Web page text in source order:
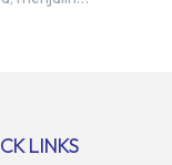
Lab Ventures)
LINKS